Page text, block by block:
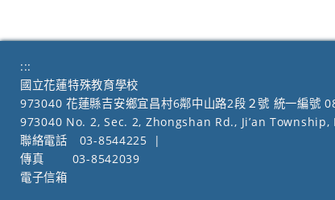
:::
國立花蓮特殊教育學校
973040 花蓮縣吉安鄉宜昌村6鄰中山路2段２號 統一編號
973040 No. 2, Sec. 2, Zhongshan Rd., Ji’an
聯絡電話
03-8544225
|
傳真
03-8542039
電子信箱